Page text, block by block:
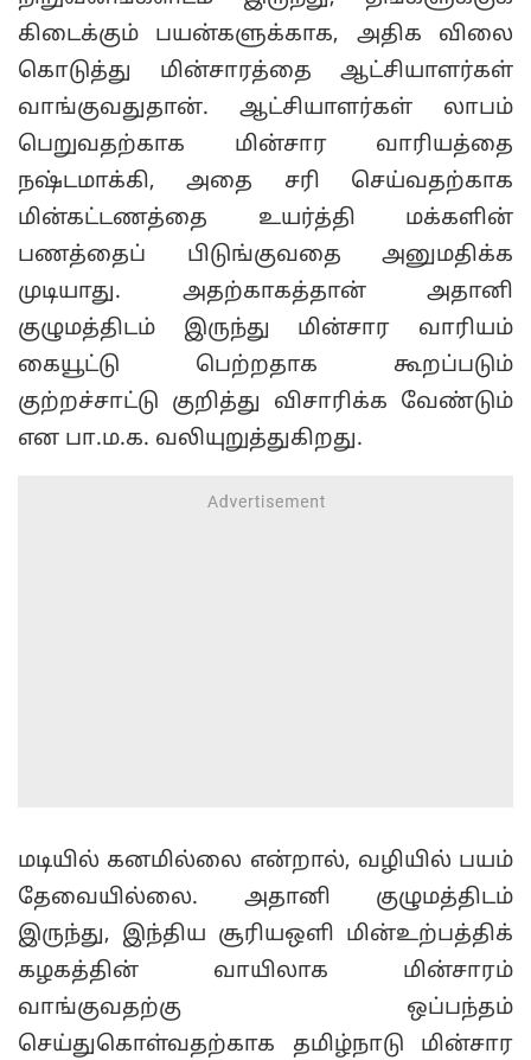
கிடைக்கும் பயன்களுக்காக, அதிக விலை
கொடுத்து மின்சாரத்தை ஆட்சியாளர்கள்
வாங்குவதுதான். ஆட்சியாளர்கள் லாபம்
பெறுவதற்காக மின்சார வாரியத்தை
நஷ்டமாக்கி, அதை சரி செய்வதற்காக
மின்கட்டணத்தை உயர்த்தி மக்களின்
பணத்தைப் பிடுங்குவதை அனுமதிக்க
முடியாது. அதற்காகத்தான் அதானி
குழுமத்திடம் இருந்து மின்சார வாரியம்
கையூட்டு பெற்றதாக கூறப்படும்
குற்றச்சாட்டு குறித்து விசாரிக்க வேண்டும்
என பா.ம.க. வலியுறுத்துகிறது.
மடியில் கனமில்லை என்றால், வழியில் பயம்
தேவையில்லை. அதானி குழுமத்திடம்
இருந்து, இந்திய சூரியஒளி மின்உற்பத்திக்
கழகத்தின் வாயிலாக மின்சாரம்
வாங்குவதற்கு ஒப்பந்தம்
செய்துகொள்வதற்காக தமிழ்நாடு மின்சார